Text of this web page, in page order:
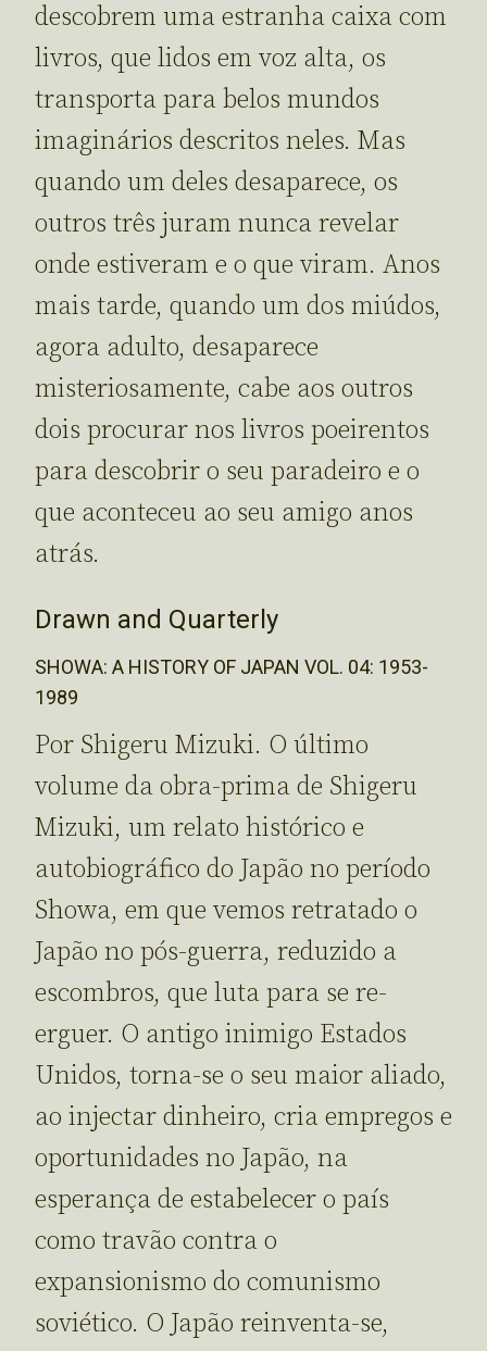
descobrem uma estranha caixa com
livros, que lidos em voz alta, os
transporta para belos mundos
imaginários descritos neles. Mas
quando um deles desaparece, os
outros três juram nunca revelar
onde estiveram e o que viram. Anos
mais tarde, quando um dos miúdos,
agora adulto, desaparece
misteriosamente, cabe aos outros
dois procurar nos livros poeirentos
para descobrir o seu paradeiro e o
que aconteceu ao seu amigo anos
atrás.
Drawn and Quarterly
SHOWA: A HISTORY OF JAPAN VOL. 04: 1953-
1989
Por Shigeru Mizuki. O último
volume da obra-prima de Shigeru
Mizuki, um relato histórico e
autobiográfico do Japão no período
Showa, em que vemos retratado o
Japão no pós-guerra, reduzido a
escombros, que luta para se re-
erguer. O antigo inimigo Estados
Unidos, torna-se o seu maior aliado,
ao injectar dinheiro, cria empregos e
oportunidades no Japão, na
esperança de estabelecer o país
como travão contra o
expansionismo do comunismo
soviético. O Japão reinventa-se,